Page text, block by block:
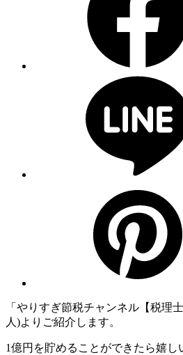
「やりすぎ節税チャンネル【税理
人)よりご紹介します。
1億円を貯めることができたら嬉し